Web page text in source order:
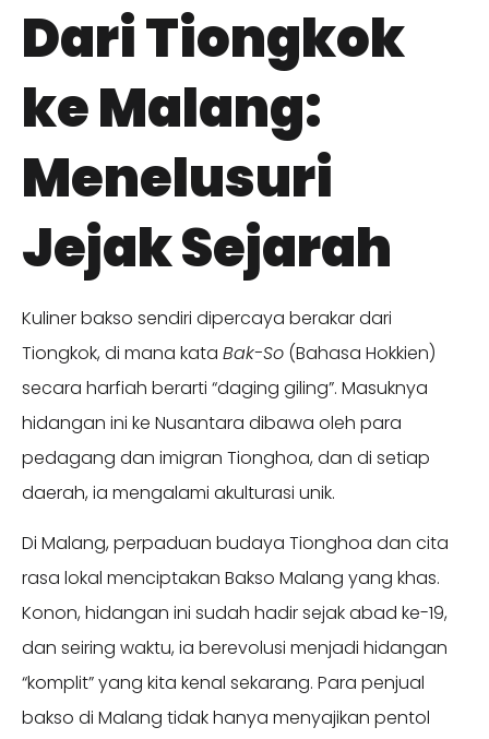
Dari Tiongkok
ke Malang:
Menelusuri
Jejak Sejarah
Kuliner bakso sendiri dipercaya berakar dari
Tiongkok, di mana kata Bak-So (Bahasa Hokkien)
secara harfiah berarti “daging giling”. Masuknya
hidangan ini ke Nusantara dibawa oleh para
pedagang dan imigran Tionghoa, dan di setiap
daerah, ia mengalami akulturasi unik.
Di Malang, perpaduan budaya Tionghoa dan cita
rasa lokal menciptakan Bakso Malang yang khas.
Konon, hidangan ini sudah hadir sejak abad ke-19,
dan seiring waktu, ia berevolusi menjadi hidangan
“komplit” yang kita kenal sekarang. Para penjual
bakso di Malang tidak hanya menyajikan pentol